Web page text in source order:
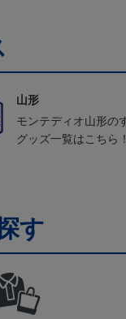
山形
モンテディオ山形の
グッズ一覧はこちら
す